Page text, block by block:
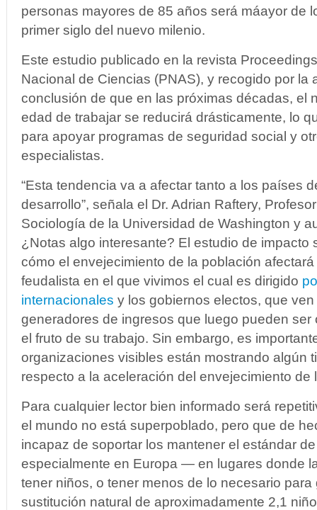
personas mayores de 85 años será máayor de
primer siglo del nuevo milenio.
Este estudio publicado en la revista
Nacional de Ciencias (PNAS), y recogido por la
conclusión de que en las próximas décadas, el
edad de trabajar se reducirá drásticamente, lo
para apoyar programas de seguridad social y
especialistas.
“Esta tendencia va a afectar tanto a los países
desarrollo”, señala el Dr. Adrian Raftery,
Sociología de la Universidad de Washington y
¿Notas algo interesante? El estudio de impacto
cómo el envejecimiento de la población
feudalista en el que vivimos el cual es dirigido
internacionales y los gobiernos electos, que
generadores de ingresos que luego pueden ser
el fruto de su trabajo. Sin embargo, es
organizaciones visibles están mostrando algún
respecto a la aceleración del envejecimiento de
Para cualquier lector bien informado será
el mundo no está superpoblado, pero que de
incapaz de soportar los mantener el estándar
especialmente en Europa — en lugares donde
tener niños, o tener menos de lo necesario
sustitución natural de aproximadamente 2,1